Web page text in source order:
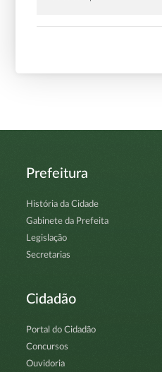
Prefeitura
História da Cidade
Gabinete da Prefeita
Legislação
Secretarias
Cidadão
Portal do Cidadão
Concursos
Ouvidoria